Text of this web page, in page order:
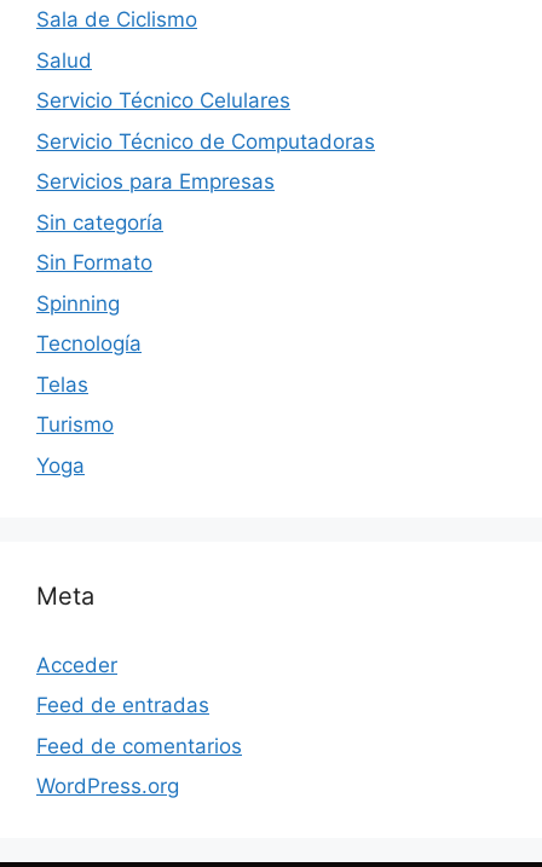
Sala de Ciclismo
Salud
Servicio Técnico Celulares
Servicio Técnico de Computadoras
Servicios para Empresas
Sin categoría
Sin Formato
Spinning
Tecnología
Telas
Turismo
Yoga
Meta
Acceder
Feed de entradas
Feed de comentarios
WordPress.org